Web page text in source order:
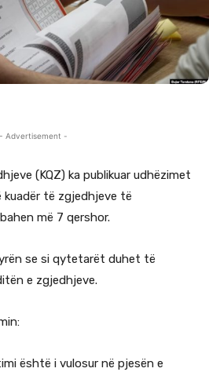
- Advertisement -
(KQZ) ka publikuar udhëzimet
kuadër të zgjedhjeve të
më 7 qershor.
se si qytetarët duhet të
e zgjedhjeve.
është i vulosur në pjesën e